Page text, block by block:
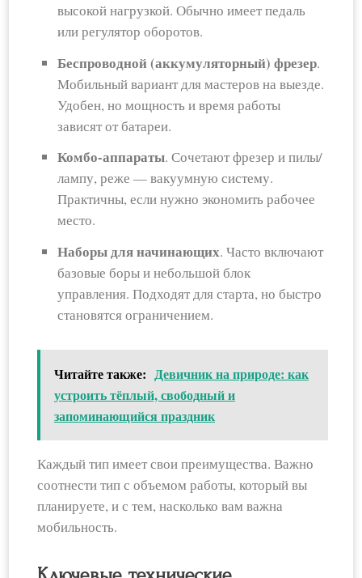
высокой нагрузкой. Обычно имеет педаль
или регулятор оборотов.
Беспроводной (аккумуляторный) фрезер.
Мобильный вариант для мастеров на выезде.
Удобен, но мощность и время работы
зависят от батареи.
Комбо-аппараты. Сочетают фрезер и пилы/
лампу, реже — вакуумную систему.
Практичны, если нужно экономить рабочее
место.
Наборы для начинающих. Часто включают
базовые боры и небольшой блок
управления. Подходят для старта, но быстро
становятся ограничением.
Читайте также: Девичник на природе: как
устроить тёплый, свободный и
запоминающийся праздник
Каждый тип имеет свои преимущества. Важно
соотнести тип с объемом работы, который вы
планируете, и с тем, насколько вам важна
мобильность.